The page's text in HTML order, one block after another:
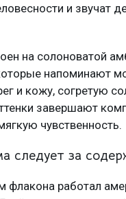
и звучат
на солоноватой
напоминают
и кожу, согретую
завершают
чувственность.
следует за
флакона работал